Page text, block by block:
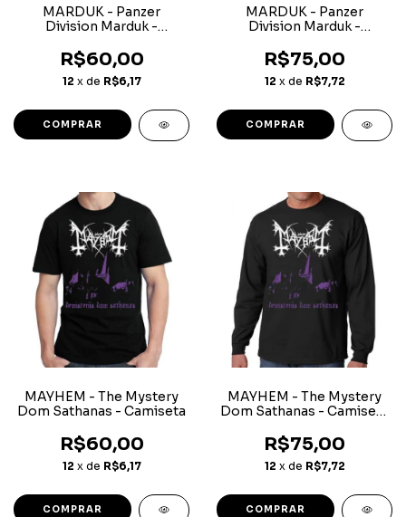
MARDUK - Panzer
Division Marduk -
R$60,00
12 x de R$6,17
COMPRAR
MARDUK - Panzer
Division Marduk -
R$75,00
12 x de R$7,72
COMPRAR
MAYHEM - The Mystery
Dom Sathanas - Camiseta
R$60,00
12 x de R$6,17
COMPRAR
MAYHEM - The Mystery
Dom Sathanas - Camiseta
R$75,00
12 x de R$7,72
COMPRAR